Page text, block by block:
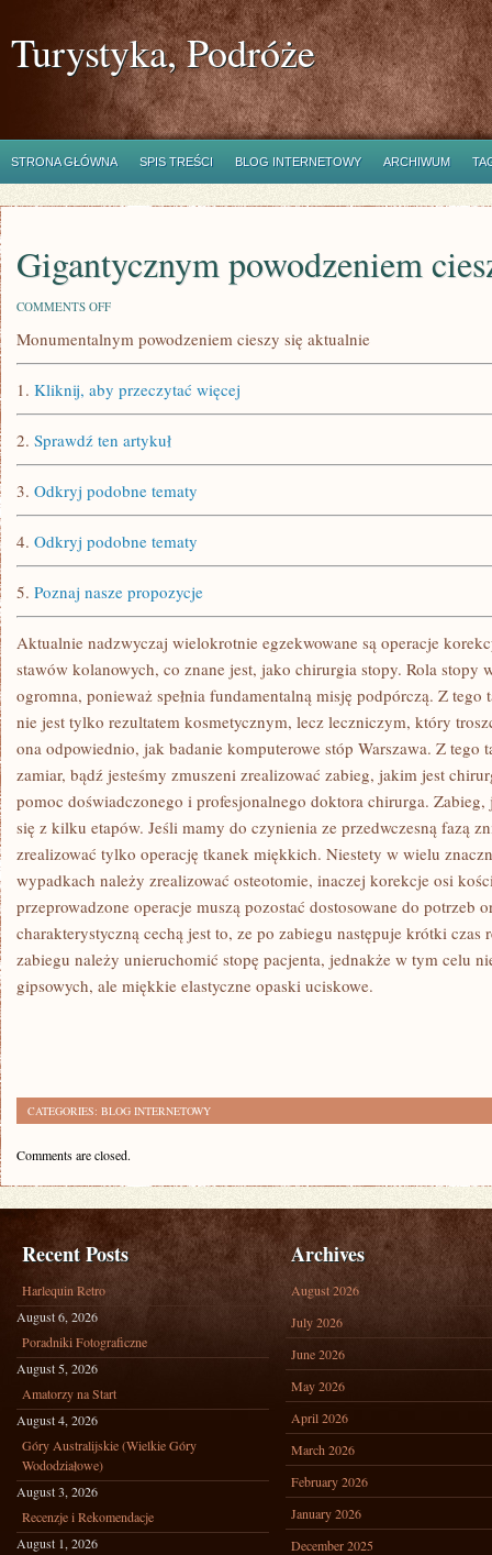
Turystyka, Podróże
STRONA GŁÓWNA SPIS TREŚCI BLOG INTERNETOWY ARCHIWUM
Gigantycznym powodzeniem
COMMENTS OFFON
POWODZENIEM
CIESZY
OBECNIE
Monumentalnym powodzeniem cieszy się aktualnie
1. Kliknij, aby przeczytać więcej
2. Sprawdź ten artykuł
3. Odkryj podobne tematy
4. Odkryj podobne tematy
5. Poznaj nasze propozycje
Aktualnie nadzwyczaj wielokrotnie egzekwowane są operacje
stawów kolanowych, co znane jest, jako chirurgia stopy. Rola stopy
ogromna, ponieważ spełnia fundamentalną misję podpórczą. Z
nie jest tylko rezultatem kosmetycznym, lecz leczniczym, który
ona odpowiednio, jak badanie komputerowe stóp Warszawa. Z tego
zamiar, bądź jesteśmy zmuszeni zrealizować zabieg, jakim jest
pomoc doświadczonego i profesjonalnego doktora chirurga. Zabieg,
się z kilku etapów. Jeśli mamy do czynienia ze przedwczesną fazą
zrealizować tylko operację tkanek miękkich. Niestety w wielu
wypadkach należy zrealizować osteotomie, inaczej korekcje osi
przeprowadzone operacje muszą pozostać dostosowane do potrzeb
charakterystyczną cechą jest to, ze po zabiegu następuje krótki
zabiegu należy unieruchomić stopę pacjenta, jednakże w tym celu
gipsowych, ale miękkie elastyczne opaski uciskowe.
CATEGORIES: BLOG INTERNETOWY
Comments are closed.
Recent Posts
Harlequin Retro
August 6, 2026
Poradniki Fotograficzne
August 5, 2026
Amatorzy na Start
August 4, 2026
Góry Australijskie (Wielkie Góry
Wododziałowe)
August 3, 2026
Recenzje i Rekomendacje
August 1, 2026
Archives
August 2026
July 2026
June 2026
May 2026
April 2026
March 2026
February 2026
January 2026
December 2025